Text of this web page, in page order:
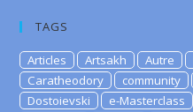
TAGS
Articles Artsakh Autre
Caratheodory
community
Dostoievski
e-Masterclass